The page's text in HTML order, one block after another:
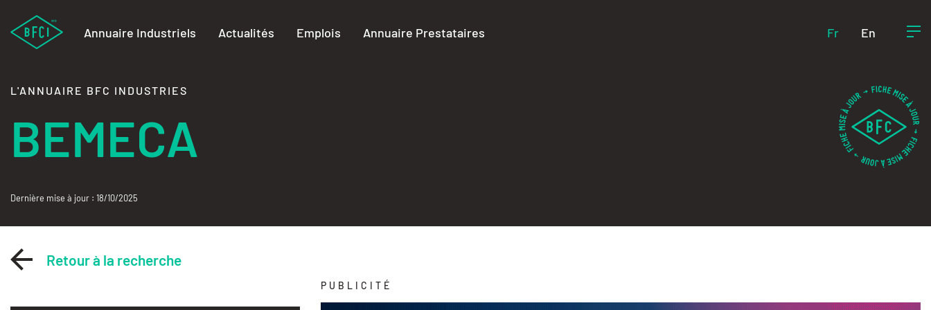
Annuaire Industriels Actualités Emplois Annuaire Prestataires Fr En
L'ANNUAIRE BFC INDUSTRIES
BEMECA
Dernière mise à jour : 18/10/2025
Retour à la recherche
PUBLICITÉ